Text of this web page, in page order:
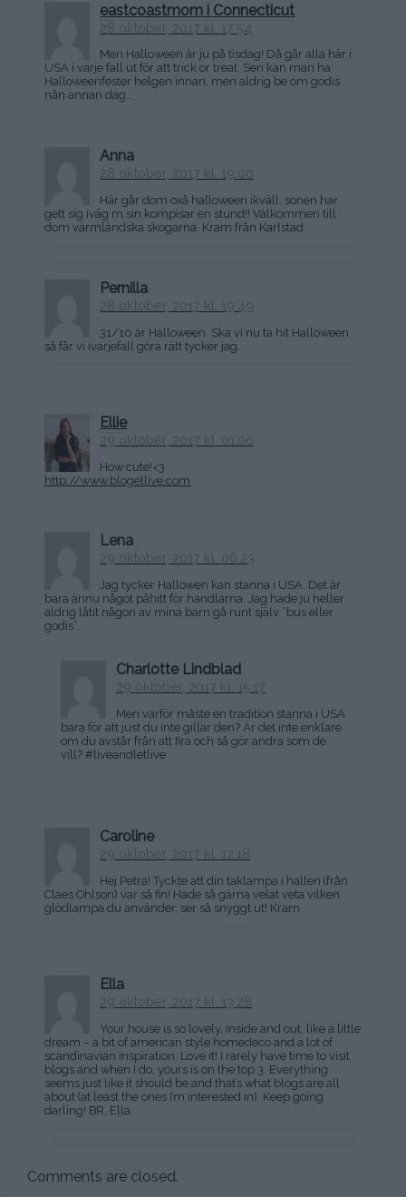
eastcoastmom i Connecticut
28 oktober, 2017 kl. 17:54
Men Halloween är ju på tisdag! Då går alla här i
USA i varje fall ut för att trick or treat. Sen kan man ha
Halloweenfester helgen innan, men aldrig be om godis
nån annan dag…
Anna
28 oktober, 2017 kl. 19:00
Här går dom oxå halloween ikväll, sonen har
gett sig iväg m sin kompisar en stund!! Välkommen till
dom värmländska skogarna. Kram från Karlstad
Pernilla
28 oktober, 2017 kl. 19:49
31/10 är Halloween. Ska vi nu ta hit Halloween
så får vi ivarjefall göra rätt tycker jag.
Ellie
29 oktober, 2017 kl. 01:00
How cute!<3
http://www.blogellive.com
Lena
29 oktober, 2017 kl. 06:23
Jag tycker Hallowen kan stanna i USA. Det är
bara ännu något påhitt för handlarna. Jag hade ju heller
aldrig låtit någon av mina barn gå runt själv ”bus eller
godis”.
Charlotte Lindblad
29 oktober, 2017 kl. 15:17
Men varför måste en tradition stanna i USA
bara för att just du inte gillar den? Är det inte enklare
om du avstår från att fira och så gör andra som de
vill? #liveandletlive
Caroline
29 oktober, 2017 kl. 12:18
Hej Petra! Tyckte att din taklampa i hallen (från
Claes Ohlson) var så fin! Hade så gärna velat veta vilken
glödlampa du använder, ser så snyggt ut! Kram
Ella
29 oktober, 2017 kl. 13:28
Your house is so lovely, inside and out, like a little
dream – a bit of american style homedeco and a lot of
scandinavian inspiration. Love it! I rarely have time to visit
blogs and when I do, yours is on the top 3. Everything
seems just like it should be and that’s what blogs are all
about (at least the ones I’m interested in). Keep going
darling! BR, Ella
Comments are closed.